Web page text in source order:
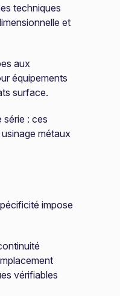
techniques
et
aux
équipements
surface.
série : ces
métaux
impose
vérifiables